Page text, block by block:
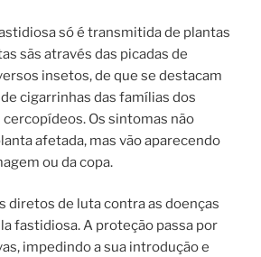
só é transmitida de plantas
sãs através das picadas de
insetos, de que se destacam
cigarrinhas das famílias dos
Os sintomas não
afetada, mas vão aparecendo
ou da copa.
diretos de luta contra as doenças
fastidiosa. A proteção passa por
impedindo a sua introdução e